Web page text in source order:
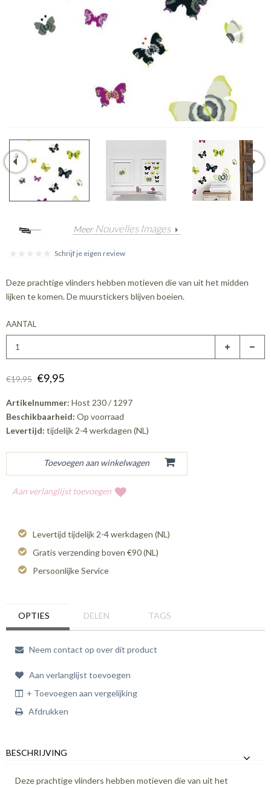
Meer Nouvelles Images
Schrijf je eigen review
Deze prachtige vlinders hebben motieven die van uit het midden
lijken te komen. De muurstickers blijven boeien.
AANTAL
€19,95 €9,95
Artikelnummer: Host 230 / 1297
Beschikbaarheid: Op voorraad
Levertijd: tijdelijk 2-4 werkdagen (NL)
Aan verlanglijst toevoegen
Levertijd tijdelijk 2-4 werkdagen (NL)
Gratis verzending boven €90 (NL)
Persoonlijke Service
OPTIES DELEN TAGS
Neem contact op over dit product
Aan verlanglijst toevoegen
+ Toevoegen aan vergelijking
Afdrukken
BESCHRIJVING
Deze prachtige vlinders hebben motieven die van uit het